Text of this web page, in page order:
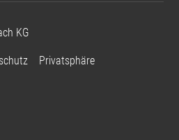
KG
Privatsphäre